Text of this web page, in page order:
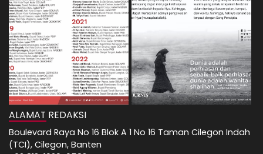
ALAMAT REDAKSI
Boulevard Raya No 16 Blok A 1 No 16 Taman Cilegon Indah
(TCI), Cilegon, Banten